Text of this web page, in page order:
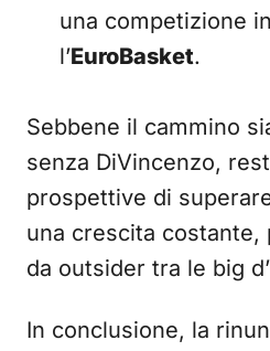
una competizione
l’EuroBasket.
Sebbene il cammino
senza DiVincenzo,
prospettive di
una crescita costante,
da outsider tra le big
In conclusione, la